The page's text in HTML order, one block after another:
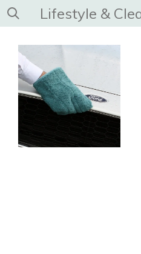
Ga
direct
hoofdinhoud
Lifestyle &